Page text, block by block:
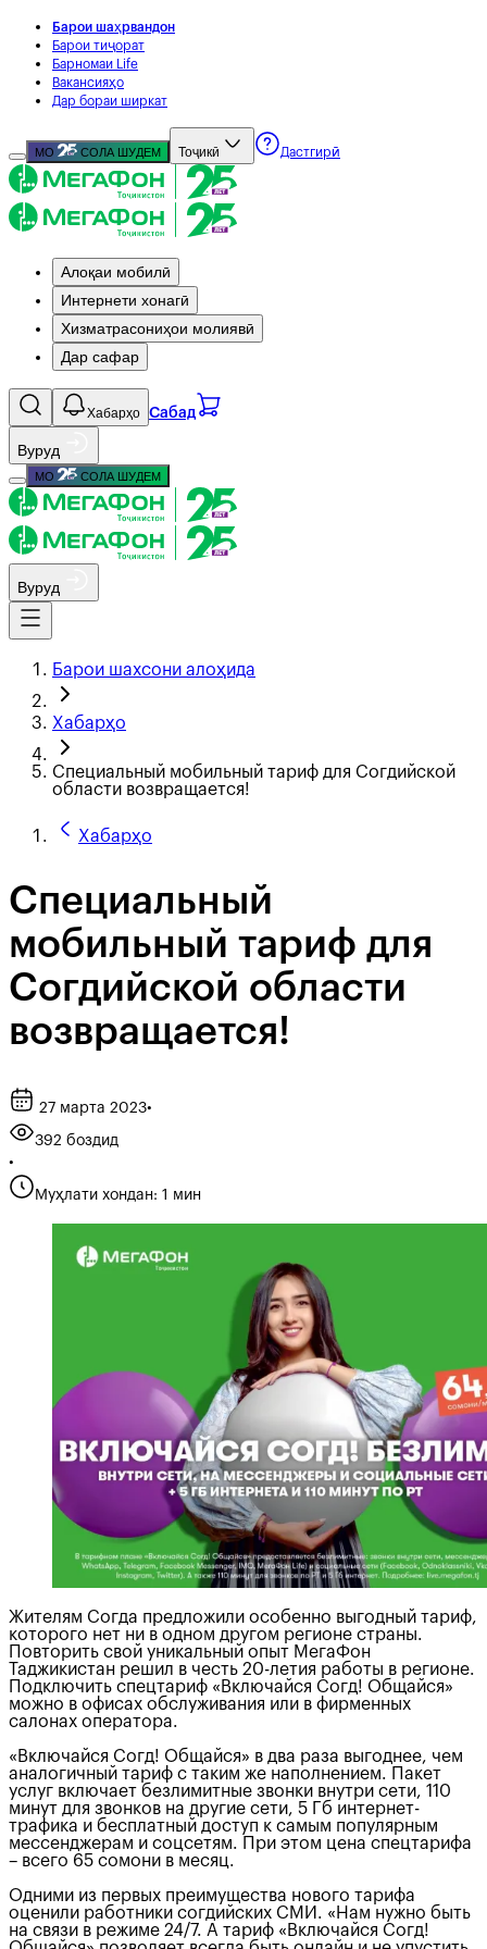
Барои шаҳрвандон
Барои тиҷорат
Барномаи Life
Вакансияҳо
Дар бораи ширкат
МО СОЛА ШУДЕМ Тоҷикӣ Дастгирӣ
Алоқаи мобилӣ
Интернети хонагӣ
Хизматрасониҳои молиявӣ
Дар сафар
Хабарҳо Сабад
Вуруд
МО СОЛА ШУДЕМ
Вуруд
Барои шахсони алоҳида
Хабарҳо
Специальный мобильный тариф для Согдийской
области возвращается!
Хабарҳо
Специальный
мобильный тариф для
Согдийской области
возвращается!
27 марта 2023•
392 боздид
•
Муҳлати хондан: 1 мин
Жителям Согда предложили особенно выгодный тариф,
которого нет ни в одном другом регионе страны.
Повторить свой уникальный опыт МегаФон
Таджикистан решил в честь 20-летия работы в регионе.
Подключить спецтариф «Включайся Согд! Общайся»
можно в офисах обслуживания или в фирменных
салонах оператора.
«Включайся Согд! Общайся» в два раза выгоднее, чем
аналогичный тариф с таким же наполнением. Пакет
услуг включает безлимитные звонки внутри сети, 110
минут для звонков на другие сети, 5 Гб интернет-
трафика и бесплатный доступ к самым популярным
мессенджерам и соцсетям. При этом цена спецтарифа
– всего 65 сомони в месяц.
Одними из первых преимущества нового тарифа
оценили работники согдийских СМИ. «Нам нужно быть
на связи в режиме 24/7. А тариф «Включайся Согд!